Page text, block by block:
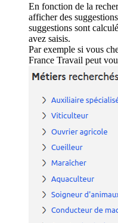
En fonction de la
afficher des
suggestions sont
avez saisis.
Par exemple si vous
France Travail peut